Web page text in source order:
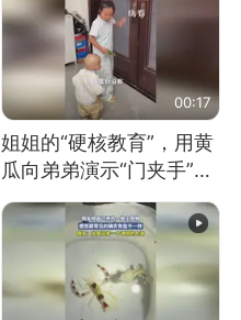
00:17
姐姐的“硬核教育”，用黄
瓜向弟弟演示“门夹手”，
网友：果然言传不如身
教！